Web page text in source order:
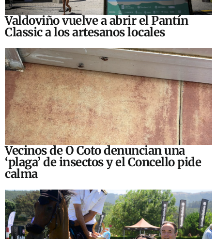
Valdoviño vuelve a abrir el Pantín
Classic a los artesanos locales
Vecinos de O Coto denuncian una
‘plaga’ de insectos y el Concello pide
calma